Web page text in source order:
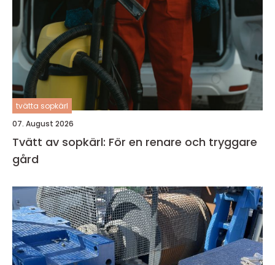
tvätta sopkärl
07. August 2026
Tvätt av sopkärl: För en renare och tryggare
gård